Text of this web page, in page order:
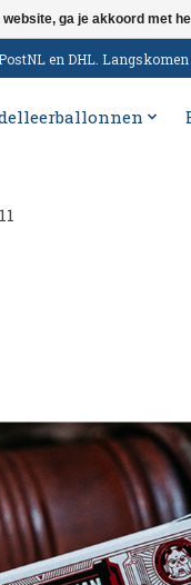
en DHL.
ga je akkoord met